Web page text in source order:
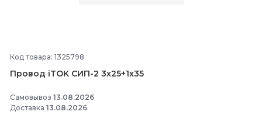
Код товара: 1325798
Провод iTOK СИП-2 3х25+1х35
Самовывоз 13.08.2026
Доставка 13.08.2026